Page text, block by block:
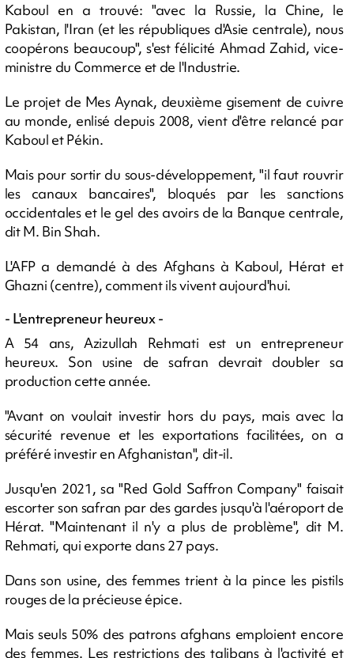
Kaboul en a trouvé: "avec la Russie, la Chine, le
Pakistan, l'Iran (et les républiques d'Asie centrale), nous
coopérons beaucoup", s'est félicité Ahmad Zahid, vice-
ministre du Commerce et de l'Industrie.
Le projet de Mes Aynak, deuxième gisement de cuivre
au monde, enlisé depuis 2008, vient d'être relancé par
Kaboul et Pékin.
Mais pour sortir du sous-développement, "il faut rouvrir
les canaux bancaires", bloqués par les sanctions
occidentales et le gel des avoirs de la Banque centrale,
dit M. Bin Shah.
L'AFP a demandé à des Afghans à Kaboul, Hérat et
Ghazni (centre), comment ils vivent aujourd'hui.
- L'entrepreneur heureux -
A 54 ans, Azizullah Rehmati est un entrepreneur
heureux. Son usine de safran devrait doubler sa
production cette année.
"Avant on voulait investir hors du pays, mais avec la
sécurité revenue et les exportations facilitées, on a
préféré investir en Afghanistan", dit-il.
Jusqu'en 2021, sa "Red Gold Saffron Company" faisait
escorter son safran par des gardes jusqu'à l'aéroport de
Hérat. "Maintenant il n'y a plus de problème", dit M.
Rehmati, qui exporte dans 27 pays.
Dans son usine, des femmes trient à la pince les pistils
rouges de la précieuse épice.
Mais seuls 50% des patrons afghans emploient encore
des femmes. Les restrictions des talibans à l'activité et